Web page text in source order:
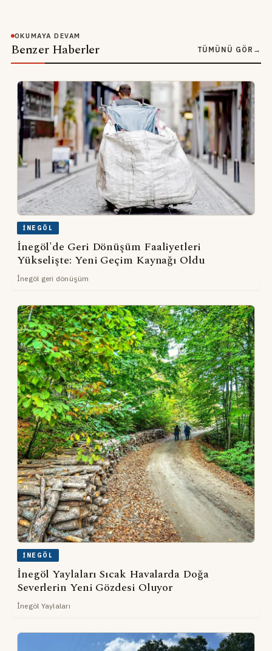
OKUMAYA DEVAM
Benzer Haberler TÜMÜNÜ GÖR →
İNEGÖL
İnegöl'de Geri Dönüşüm Faaliyetleri
Yükselişte: Yeni Geçim Kaynağı Oldu
İnegöl geri dönüşüm
İNEGÖL
İnegöl Yaylaları Sıcak Havalarda Doğa
Severlerin Yeni Gözdesi Oluyor
İnegöl Yaylaları